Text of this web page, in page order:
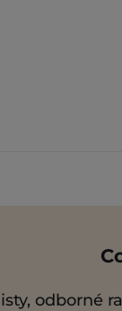
odborné